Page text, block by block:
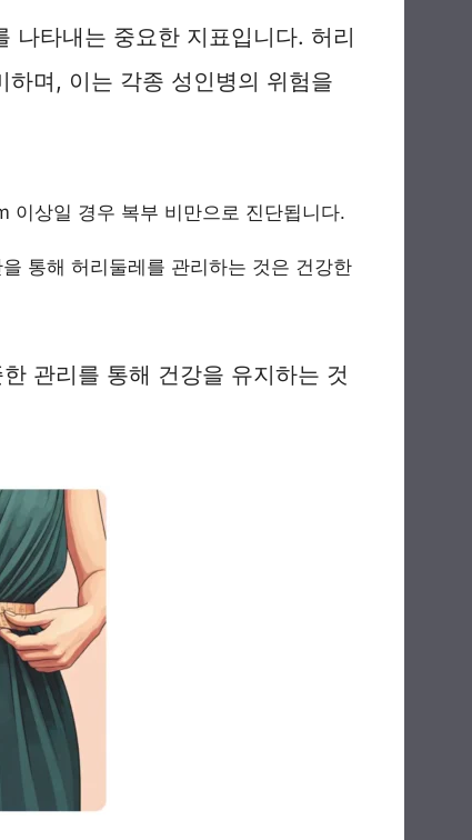
나타내는 중요한 지표입니다. 허리
며, 이는 각종 성인병의 위험을
상일 경우 복부 비만으로 진단됩니다.
통해 허리둘레를 관리하는 것은 건강한
관리를 통해 건강을 유지하는 것